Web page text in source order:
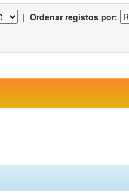
| Ordenar registos por: